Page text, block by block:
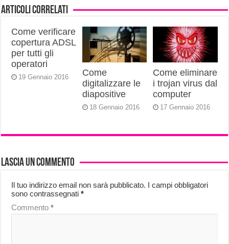
Articoli correlati
Come verificare
copertura ADSL
per tutti gli
operatori
19 Gennaio 2016
Come
digitalizzare le
diapositive
18 Gennaio 2016
Come eliminare
i trojan virus dal
computer
17 Gennaio 2016
Lascia un commento
Il tuo indirizzo email non sarà pubblicato. I campi obbligatori
sono contrassegnati*
Commento*